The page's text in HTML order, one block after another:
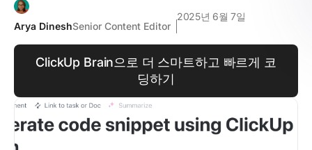
Arya DineshSenior Content Editor
2025년 6월 7일
ClickUp Brain으로 더 스마트하고 빠르게 코
딩하기